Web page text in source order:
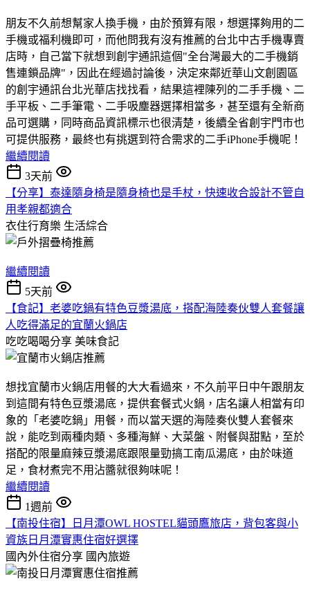
朋友不久前想幫家人換手機，由於預算有限，想選擇夠用的二
手機或福利機即可，而他問我有沒有推薦的台北中古手機專賣
店時，自己當下就想到創宇通訊這個"全台灣最大的二手機銷
售連鎖品牌"，因此在經過討論後，決定來鄰近華山文創園區
的創宇通訊台北光華店找找看，結果這裡陳列的二手手機、二
手平板、二手筆電、二手吸塵器選擇相當多，甚至還有全新商
品可選購，同時商品資訊標示也很清楚，後續全省創宇門市也
可提供服務，最終也有挑選到符合需求的二手iPhone手機呢！
繼續閱讀
3天前
【分享】泰達隨身椅是隨身椅也是手杖，快速收合設計不管自
用孝親都適合
衣住行育樂 生活綜合
繼續閱讀
5天前
【食記】老婆吃鍋有特色豆漿湯底，搭配海陸奏伙雙人套餐讓
人吃得滿足的宜蘭火鍋店
吃吃喝喝分享 美味食記
想找宜蘭市火鍋店用餐的大大看過來，不久前平日中午跟朋友
到這間有特色豆漿湯底，提供套餐式火鍋，店名讓人相當有印
象的「老婆吃鍋」用餐，而以當天選的海陸奏伙雙人套餐來
說，能吃到兩種肉類、多種海鮮、大菜盤、附餐與甜點，至於
搭配的限量麻辣豆漿湯底跟限量勁搞工南瓜湯底，由於味道
足，食材煮完不用沾醬就很夠味呢！
繼續閱讀
1週前
【南投住宿】日月潭OWL HOSTEL貓頭鷹旅店，背包客與小
資族日月潭實惠住宿好選擇
國內外住宿分享 國內旅遊